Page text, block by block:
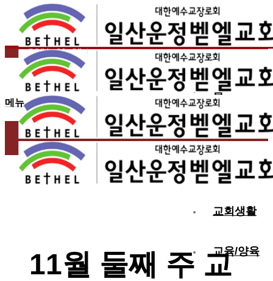
홈
교회소개
예배
교회생활
교육/양육
메뉴
2025.11.08
11월 둘째 주 교우동정
11월 둘째 주 교